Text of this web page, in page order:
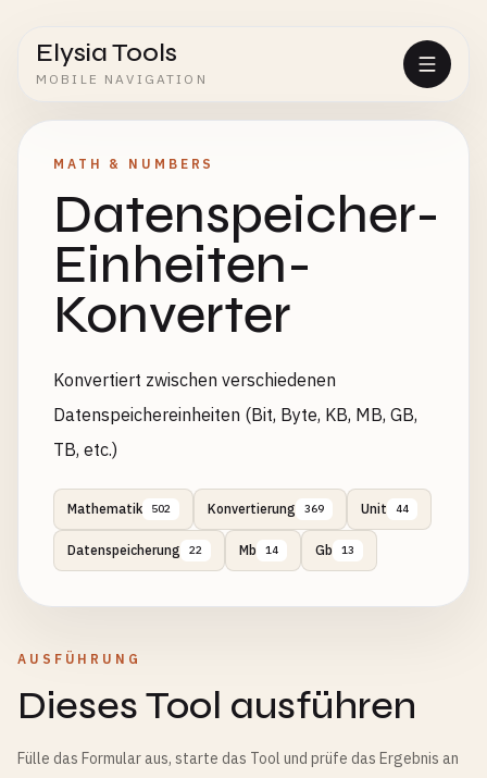
Elysia Tools
MOBILE NAVIGATION
MATH & NUMBERS
Datenspeicher-
Einheiten-
Konverter
Konvertiert zwischen verschiedenen
Datenspeichereinheiten (Bit, Byte, KB, MB, GB,
TB, etc.)
Mathematik 502 Konvertierung 369 Unit 44
Datenspeicherung 22 Mb 14 Gb 13
AUSFÜHRUNG
Dieses Tool ausführen
Fülle das Formular aus, starte das Tool und prüfe das Ergebnis an